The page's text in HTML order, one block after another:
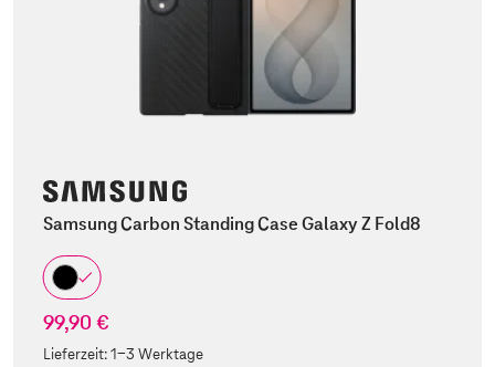
Samsung Carbon Standing Case Galaxy Z Fold8
99,90 €
Lieferzeit:1-3 Werktage